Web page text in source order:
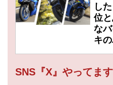
し
位
な
キ
SNS『X』やってます